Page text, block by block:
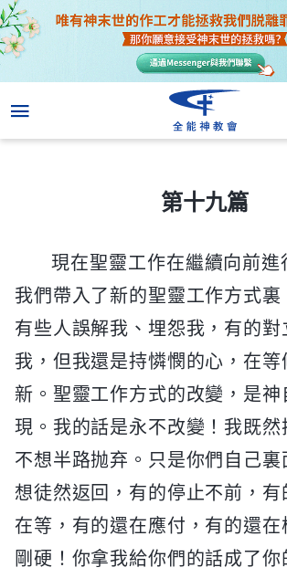
第十九篇
現在聖靈工作在繼續向前進
我們帶入了新的聖靈工作方式裏
有些人誤解我、埋怨我，有的
我，但我還是持憐憫的心，在等
新。聖靈工作方式的改變，是神
現。我的話是永不改變！我既然
不想半路抛弃。只是你們自己裏
想徒然返回，有的停止不前，有
在等，有的還在應付，有的還在
剛硬！你拿我給你們的話成了